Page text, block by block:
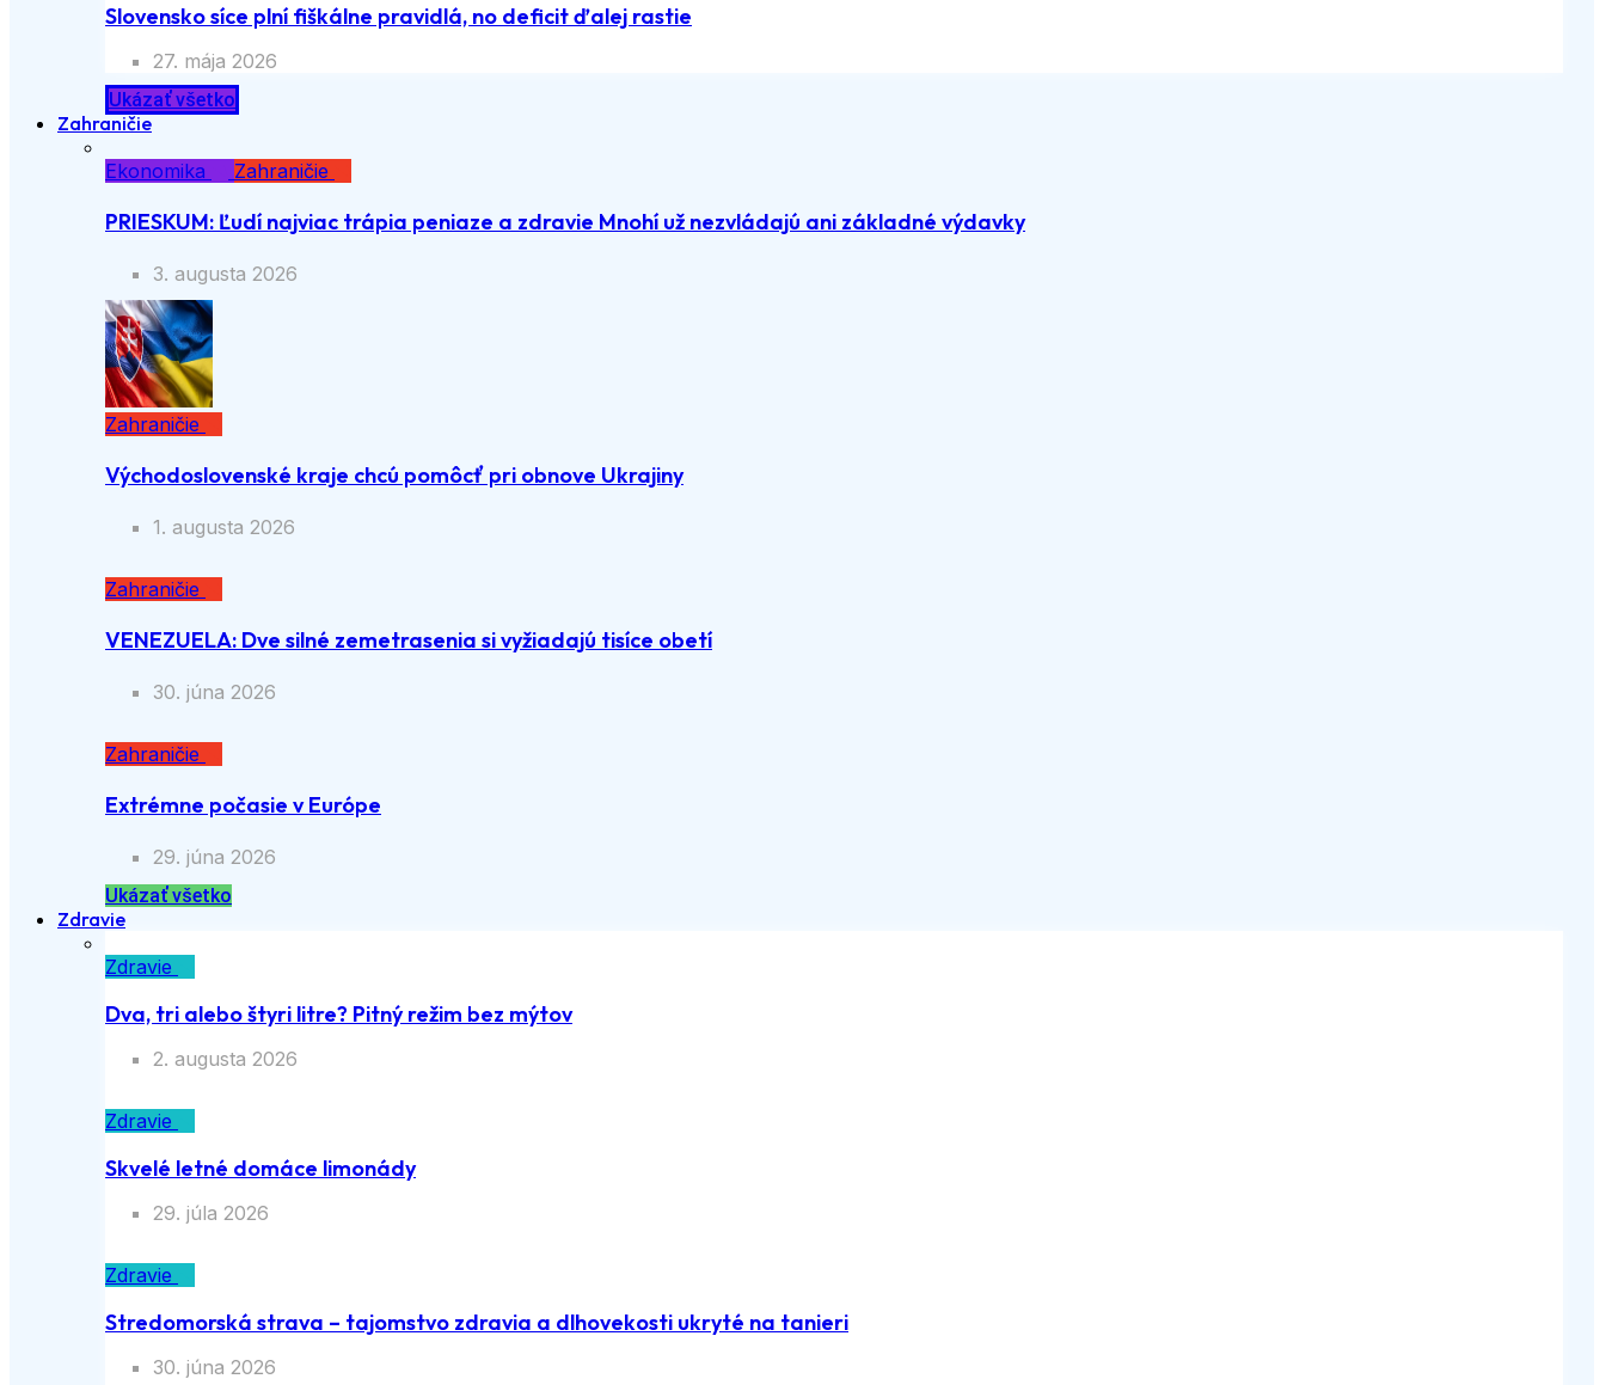
Slovensko síce plní fiškálne pravidlá, no deficit ďalej rastie
27. mája 2026
Ukázať všetko
Zahraničie
Ekonomika
Zahraničie
PRIESKUM: Ľudí najviac trápia peniaze a zdravie Mnohí už nezvládajú ani základné výdavky
3. augusta 2026
Zahraničie
Východoslovenské kraje chcú pomôcť pri obnove Ukrajiny
1. augusta 2026
Zahraničie
VENEZUELA: Dve silné zemetrasenia si vyžiadajú tisíce obetí
30. júna 2026
Zahraničie
Extrémne počasie v Európe
29. júna 2026
Ukázať všetko
Zdravie
Zdravie
Dva, tri alebo štyri litre? Pitný režim bez mýtov
2. augusta 2026
Zdravie
Skvelé letné domáce limonády
29. júla 2026
Zdravie
Stredomorská strava – tajomstvo zdravia a dlhovekosti ukryté na tanieri
30. júna 2026